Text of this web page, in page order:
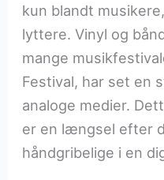
kun blandt
lyttere. Vinyl og
mange
Festival, har set en
analoge medier.
er en længsel efter
håndgribelige i en